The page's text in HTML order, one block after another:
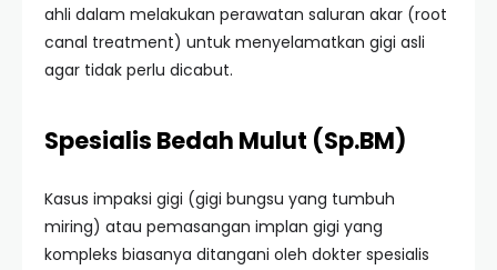
ahli dalam melakukan perawatan saluran akar (root
canal treatment) untuk menyelamatkan gigi asli
agar tidak perlu dicabut.
Spesialis Bedah Mulut (Sp.BM)
Kasus impaksi gigi (gigi bungsu yang tumbuh
miring) atau pemasangan implan gigi yang
kompleks biasanya ditangani oleh dokter spesialis